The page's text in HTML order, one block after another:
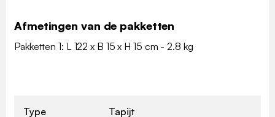
Afmetingen van de pakketten
Pakketten 1: L 122 x B 15 x H 15 cm - 2.8 kg
Type Tapijt